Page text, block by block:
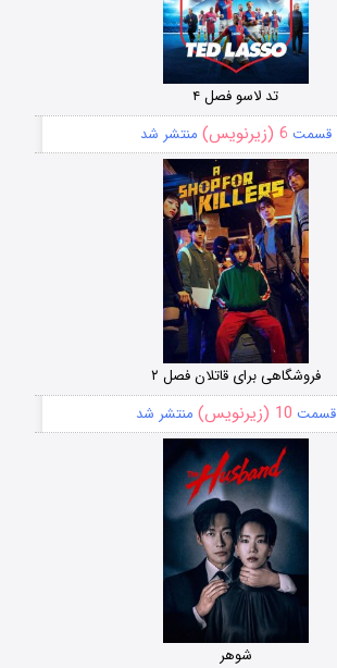
تد لاسو فصل ۴
قسمت 6 (زیرنویس) منتشر شد
فروشگاهی برای قاتلان فصل ۲
قسمت 10 (زیرنویس) منتشر شد
شوهر